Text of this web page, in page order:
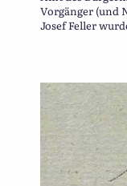
Vorgänger (und
Josef Feller